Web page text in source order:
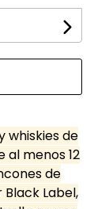
whiskies de
menos 12
de
Label,